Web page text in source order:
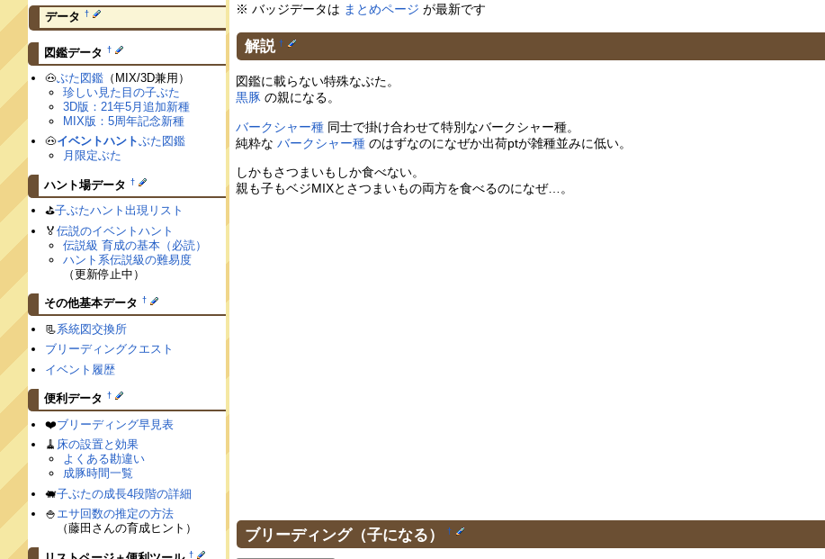
※ バッジデータは まとめページ が最新です
解説 †
図鑑に載らない特殊なぶた。
黒豚 の親になる。
バークシャー種 同士で掛け合わせて特別なバークシャー種。
純粋なバークシャー種 のはずなのになぜか出荷ptが雑種並みに低い。
しかもさつまいもしか食べない。
親も子もベジMIXとさつまいもの両方を食べるのになぜ…。
ブリーディング（子になる） †
データ †
図鑑データ †
🐽ぶた図鑑 （MIX/3D兼用）
珍しい見た目の子ぶた
3D版：21年5月追加新種
MIX版：5周年記念新種
🐽イベントハントぶた図鑑
月限定ぶた
ハント場データ †
⛳️子ぶたハント出現リスト
🏅伝説のイベントハント
伝説級 育成の基本（必読）
ハント系伝説級の難易度
（更新停止中）
その他基本データ †
📃系統図交換所
ブリーディングクエスト
イベント履歴
便利データ †
❤️ブリーディング早見表
🧹 床の設置と効果
よくある勘違い
成豚時間一覧
🐖子ぶたの成長4段階の詳細
🍚 エサ回数の推定の方法
（藤田さんの育成ヒント）
†